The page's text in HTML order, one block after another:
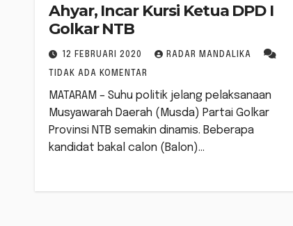
Ahyar, Incar Kursi Ketua DPD I
Golkar NTB
12 FEBRUARI 2020 RADAR MANDALIKA
TIDAK ADA KOMENTAR
MATARAM – Suhu politik jelang pelaksanaan
Musyawarah Daerah (Musda) Partai Golkar
Provinsi NTB semakin dinamis. Beberapa
kandidat bakal calon (Balon)…